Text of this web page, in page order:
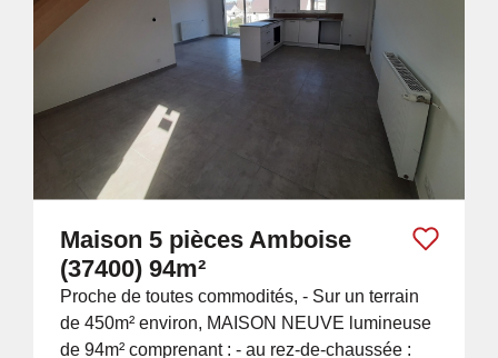
Maison 5 pièces Amboise
(37400) 94m²
Proche de toutes commodités, - Sur un terrain
de 450m² environ, MAISON NEUVE lumineuse
de 94m² comprenant : - au rez-de-chaussée :